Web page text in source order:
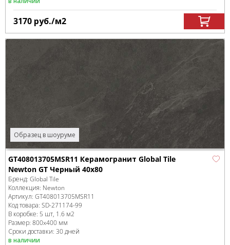
3170 руб./м2
Образец в шоуруме
GT408013705MSR11 Керамогранит Global Tile
Newton GT Черный 40x80
Бренд: Global Tile
Коллекция: Newton
Артикул: GT408013705MSR11
Код товара: SD-271174-99
В коробке: 5 шт, 1.6 м2
Размер: 800x400 мм
Сроки доставки: 30 дней
в наличии